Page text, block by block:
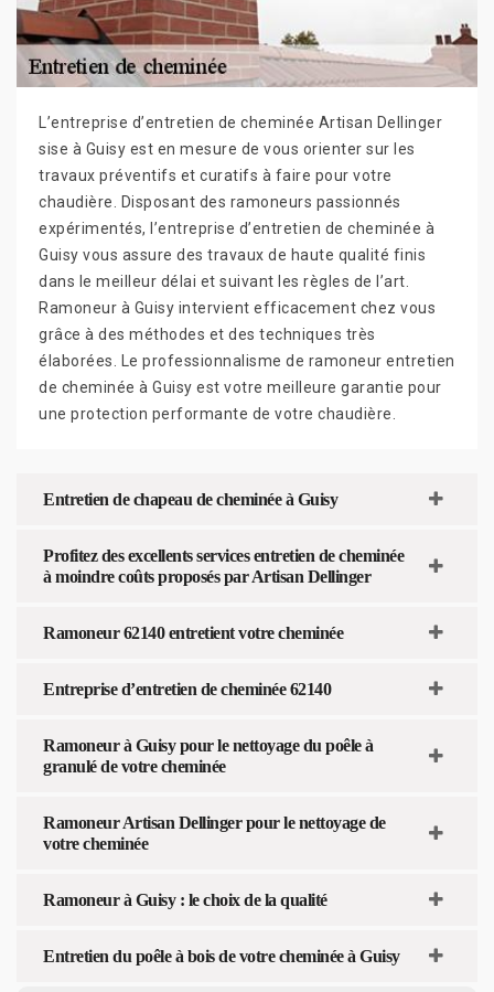
L’entreprise d’entretien de cheminée Artisan Dellinger
sise à Guisy est en mesure de vous orienter sur les
travaux préventifs et curatifs à faire pour votre
chaudière. Disposant des ramoneurs passionnés
expérimentés, l’entreprise d’entretien de cheminée à
Guisy vous assure des travaux de haute qualité finis
dans le meilleur délai et suivant les règles de l’art.
Ramoneur à Guisy intervient efficacement chez vous
grâce à des méthodes et des techniques très
élaborées. Le professionnalisme de ramoneur entretien
de cheminée à Guisy est votre meilleure garantie pour
une protection performante de votre chaudière.
Entretien de chapeau de cheminée à Guisy
Profitez des excellents services entretien de cheminée
à moindre coûts proposés par Artisan Dellinger
Ramoneur 62140 entretient votre cheminée
Entreprise d’entretien de cheminée 62140
Ramoneur à Guisy pour le nettoyage du poêle à
granulé de votre cheminée
Ramoneur Artisan Dellinger pour le nettoyage de
votre cheminée
Ramoneur à Guisy : le choix de la qualité
Entretien du poêle à bois de votre cheminée à Guisy